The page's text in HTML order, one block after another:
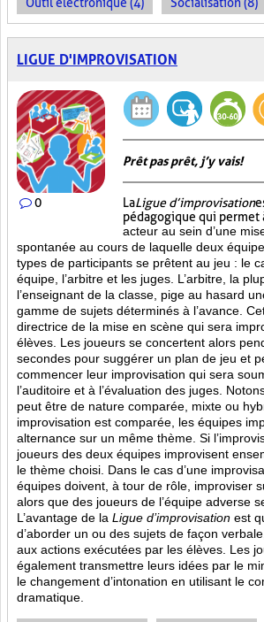
LIGUE D'IMPROVISATION
0
Prêt pas prêt, j’y vais!
LaLigue d’improvisation
pédagogique qui permet
acteur au sein d’une
spontanée au cours de laquelle deux
types de participants se prêtent au jeu : le
équipe, l’arbitre et les juges. L’arbitre, la
l’enseignant de la classe, pige au hasard
gamme de sujets déterminés à l’avance.
directrice de la mise en scène qui sera
élèves. Les joueurs se concertent alors
secondes pour suggérer un plan de jeu et
commencer leur improvisation qui sera
l’auditoire et à l’évaluation des juges.
peut être de nature comparée, mixte ou
improvisation est comparée, les équipes
alternance sur un même thème. Si
joueurs des deux équipes improvisent
le thème choisi. Dans le cas d’une
équipes doivent, à tour de rôle, improviser
alors que des joueurs de l’équipe adverse
L’avantage de la Ligue d’improvisation est
d’aborder un ou des sujets de façon
aux actions exécutées par les élèves. Les
également transmettre leurs idées par le
le changement d’intonation en utilisant le
dramatique.